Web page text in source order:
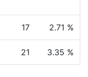
17 2.71 %
21 3.35 %